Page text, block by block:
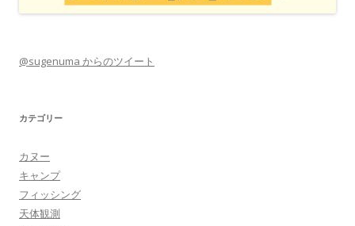
@sugenuma からのツイート
カテゴリー
カヌー
キャンプ
フィッシング
天体観測